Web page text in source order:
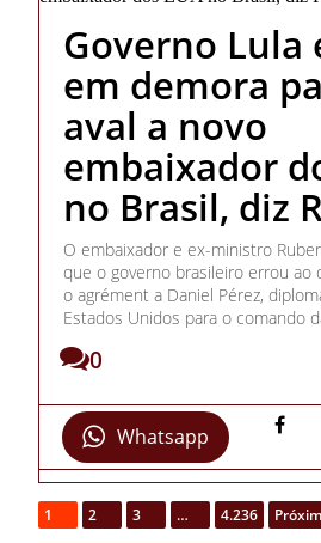
Governo Lula
em demora
aval a novo
embaixador
no Brasil, diz
O embaixador e ex-ministro
que o governo brasileiro errou ao
o agrément a Daniel Pérez,
Estados Unidos para o comando
0
Whatsapp
1 2 3 … 4.236